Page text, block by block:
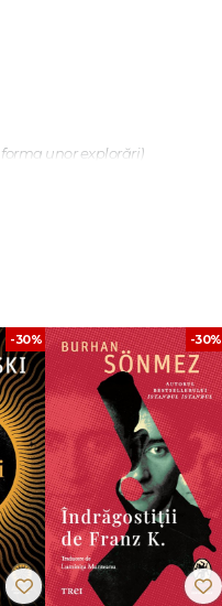
unor explorări)
nu văd această difuziune în
vor să ajungă la mulți cititori în
de acceptare a Premiului
cinci decenii este remarcabilul
este vorba aici despre
sale, simpla
-30% -30%